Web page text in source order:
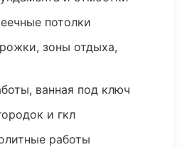
потолки
зоны отдыха,
ванная под ключ
и гкл
работы